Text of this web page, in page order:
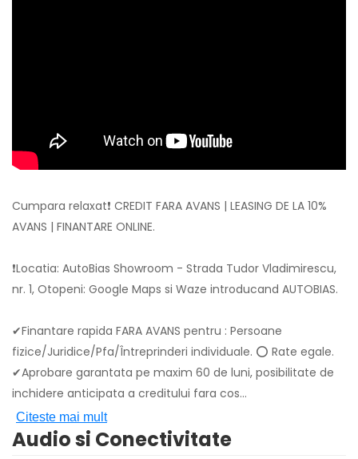
Cumpara relaxat❗ CREDIT FARA AVANS | LEASING DE LA 10%
AVANS | FINANTARE ONLINE.
❗Locatia: AutoBias Showroom - Strada Tudor Vladimirescu,
nr. 1, Otopeni: Google Maps si Waze introducand AUTOBIAS.
✔Finantare rapida FARA AVANS pentru : Persoane
fizice/Juridice/Pfa/Întreprinderi individuale. ⭕ Rate egale.
✔Aprobare garantata pe maxim 60 de luni, posibilitate de
inchidere anticipata a creditului fara cos...
Citeste mai mult
Audio si Conectivitate